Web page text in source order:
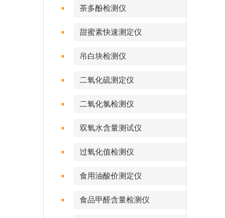
茶多酚检测仪
甜蜜素快速测定仪
吊白块检测仪
二氧化硫测定仪
二氧化氯检测仪
双氧水含量测试仪
过氧化值检测仪
食用油酸价测定仪
食品甲醛含量检测仪